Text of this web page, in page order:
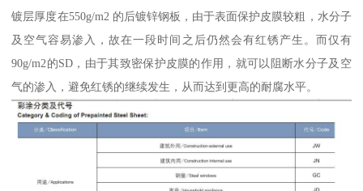
镀层厚度在550g/m2 的后镀锌钢板，由于表面保护皮膜较粗，水分子
及空气容易渗入，故在一段时间之后仍然会有红锈产生。而仅有
90g/m2的SD，由于其致密保护皮膜的作用，就可以阻断水分子及空
气的渗入，避免红锈的继续发生，从而达到更高的耐腐水平。